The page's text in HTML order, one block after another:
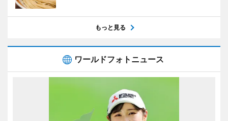
もっと見る
ワールドフォトニュース